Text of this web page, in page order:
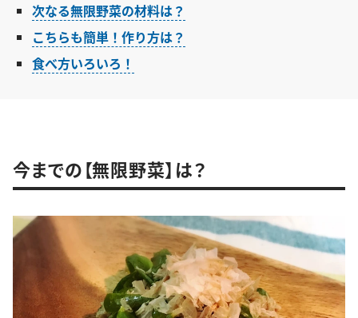
次なる無限野菜の材料は？
こちらも簡単！作り方は？
食べ方いろいろ！
今までの【無限野菜】は？